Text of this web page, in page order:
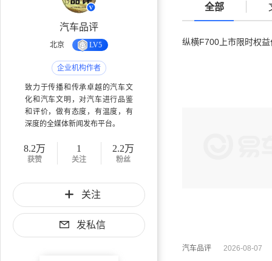
汽车品评
北京 LV5
企业机构作者
致力于传播和传承卓越的汽车文
化和汽车文明，对汽车进行品鉴
和评价，做有态度，有温度，有
深度的全媒体新闻发布平台。
8.2万
获赞
1
关注
2.2万
粉丝
关注
发私信
全部
纵横F700上市限时权
汽车品评 2026-08-07